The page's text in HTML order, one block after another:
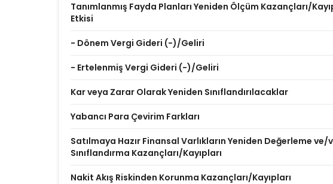
Tanımlanmış Fayda Planları Yeniden Ölçüm Kazançları/
Etkisi
- Dönem Vergi Gideri (-)/Geliri
- Ertelenmiş Vergi Gideri (-)/Geliri
Kar veya Zarar Olarak Yeniden Sınıflandırılacaklar
Yabancı Para Çevirim Farkları
Satılmaya Hazır Finansal Varlıkların Yeniden Değerleme ve/
Sınıflandırma Kazançları/Kayıpları
Nakit Akış Riskinden Korunma Kazançları/Kayıpları